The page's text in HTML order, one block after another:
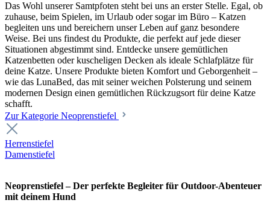
Das Wohl unserer Samtpfoten steht bei uns an erster Stelle. Egal, ob
zuhause, beim Spielen, im Urlaub oder sogar im Büro – Katzen
begleiten uns und bereichern unser Leben auf ganz besondere
Weise. Bei uns findest du Produkte, die perfekt auf jede dieser
Situationen abgestimmt sind. Entdecke unsere gemütlichen
Katzenbetten oder kuscheligen Decken als ideale Schlafplätze für
deine Katze. Unsere Produkte bieten Komfort und Geborgenheit –
wie das LunaBed, das mit seiner weichen Polsterung und seinem
modernen Design einen gemütlichen Rückzugsort für deine Katze
schafft.
Zur Kategorie Neoprenstiefel
Herrenstiefel
Damenstiefel
Neoprenstiefel – Der perfekte Begleiter für Outdoor-Abenteuer
mit deinem Hund